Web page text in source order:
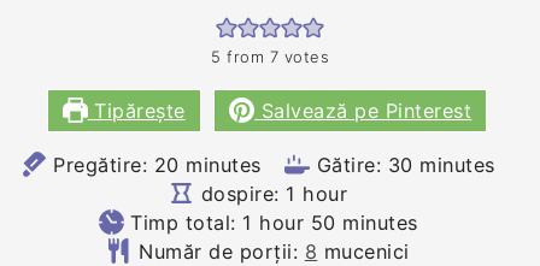
5 from 7 votes
Tipărește Salvează pe Pinterest
Pregătire: 20minutes
minutes Gătire: 30minutes
minutes
dospire: 1 hour
hour
Timp total: 1 hour
hour 50minutes
minutes
Număr de porții: 8 mucenici